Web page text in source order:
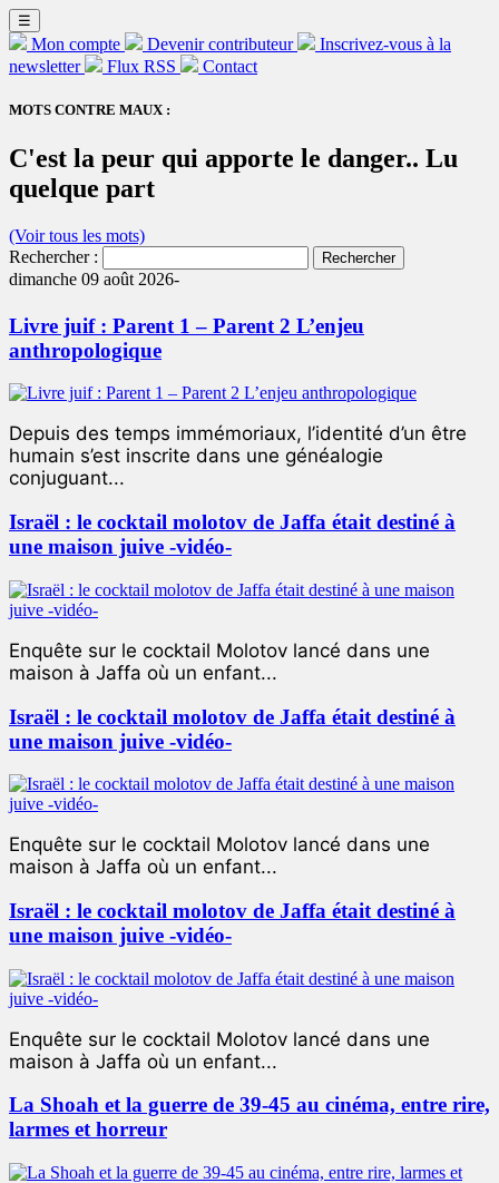
☰
Mon compte Devenir contributeur
Inscrivez-vous à la
newsletter
Flux RSS Contact
MOTS CONTRE MAUX :
C'est la peur qui apporte le danger.. Lu
quelque part
(Voir tous les mots)
Rechercher :
dimanche 09 août 2026-
Livre juif : Parent 1 – Parent 2 L’enjeu
anthropologique
Depuis des temps immémoriaux, l’identité d’un être
humain s’est inscrite dans une généalogie
conjuguant...
Israël : le cocktail molotov de Jaffa était destiné à
une maison juive -vidéo-
Enquête sur le cocktail Molotov lancé dans une
maison à Jaffa où un enfant...
Israël : le cocktail molotov de Jaffa était destiné à
une maison juive -vidéo-
Enquête sur le cocktail Molotov lancé dans une
maison à Jaffa où un enfant...
Israël : le cocktail molotov de Jaffa était destiné à
une maison juive -vidéo-
Enquête sur le cocktail Molotov lancé dans une
maison à Jaffa où un enfant...
La Shoah et la guerre de 39-45 au cinéma, entre rire,
larmes et horreur